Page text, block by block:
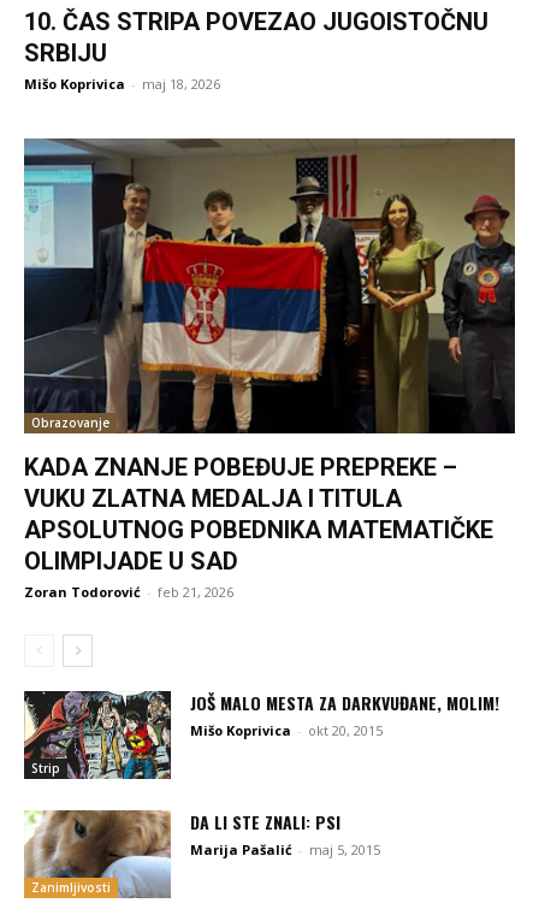
10. ČAS STRIPA POVEZAO JUGOISTOČNU
SRBIJU
Mišo Koprivica - maj 18, 2026
Obrazovanje
KADA ZNANJE POBEĐUJE PREPREKE –
VUKU ZLATNA MEDALJA I TITULA
APSOLUTNOG POBEDNIKA MATEMATIČKE
OLIMPIJADE U SAD
Zoran Todorović - feb 21, 2026
Strip
JOŠ MALO MESTA ZA DARKVUĐANE, MOLIM!
Mišo Koprivica - okt 20, 2015
Zanimljivosti
DA LI STE ZNALI: PSI
Marija Pašalić - maj 5, 2015